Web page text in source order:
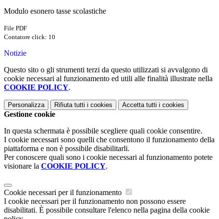
Modulo esonero tasse scolastiche
File PDF
Contatore click: 10
Notizie
Questo sito o gli strumenti terzi da questo utilizzati si avvalgono di
cookie necessari al funzionamento ed utili alle finalità illustrate nella
COOKIE POLICY.
Personalizza Rifiuta tutti i cookies Accetta tutti i cookies
Gestione cookie
In questa schermata è possibile scegliere quali cookie consentire.
I cookie necessari sono quelli che consentono il funzionamento della
piattaforma e non è possibile disabilitarli.
Per conoscere quali sono i cookie necessari al funzionamento potete
visionare la COOKIE POLICY.
Cookie necessari per il funzionamento
I cookie necessari per il funzionamento non possono essere
disabilitati. È possibile consultare l'elenco nella pagina della cookie